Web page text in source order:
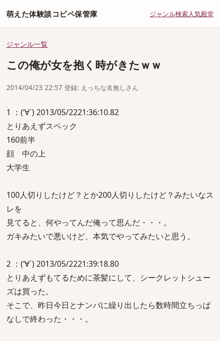
萌えた体験談コピペ保管庫 ジャンル検索人気殿堂
ジャンル一覧
この俺が女を抱く時がきたｗｗ
2014/04/23 22:57 登録: えっちな名無しさん
1 ：(‘∀`) 2013/05/2221:36:10.82
とりあえずスペック
160前半
顔 中の上
大学生
100人切りしたけど？とか200人切りしたけど？みたいなス
レを
見てると、何やってんだ俺って思んだ・・・。
ガキみたいで悪いけど、本気でやってみたいと思う。
2 ：(‘∀`) 2013/05/2221:39:18.80
とりあえずもてるために茶髪にして、シークレットシュー
ズは買った。
そこで、昨日今日とナンパに繰り出したら数時間立ちっぱ
なしで終わった・・・。